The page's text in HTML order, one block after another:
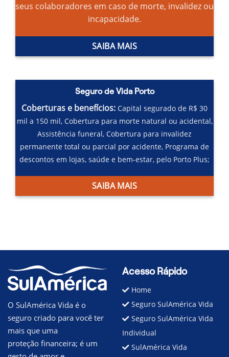
seus colaboradores em caso de morte, invalidez ou
incapacidade.
SAIBA MAIS
Seguro de Vida Porto
Coberturas e benefícios: Capital segurado de R$ 30
mil a 150 mil, Cobertura para morte natural ou acidental,
Assistência funeral,Cobertura para invalidez
permanente total ou parcial por acidente, Programa de
descontos em lojas, saúde e bem-estar, pelo Porto Plus;
SAIBA MAIS
O SulAmérica Vida é o
seguro criado para você ter
mais que uma
proteção financeira; é um
Acesso Rápido
Home
Seguro SulAmérica Vida
Seguro SulAmérica Vida
Individual
SulAmérica Vida